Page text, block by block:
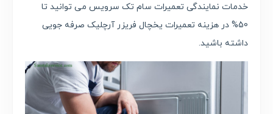
خدمات نمایندگی تعمیرات سام تک سرویس می توانید تا
50% در هزینه تعمیرات یخچال فریزر آرچلیک صرفه جویی
داشته باشید.